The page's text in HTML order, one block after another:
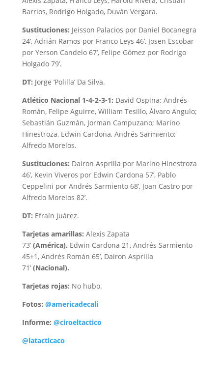
Barrios, Rodrigo Holgado, Duván Vergara.
Sustituciones: Jeisson Palacios por Daniel Bocanegra
24’, Adrián Ramos por Franco Leys 46’, Josen Escobar
por Yerson Candelo 67’, Felipe Gómez por Rodrigo
Holgado 79’.
DT: Jorge ‘Polilla’ Da Silva.
Atlético Nacional 1-4-2-3-1: David Ospina; Andrés
Román, Felipe Aguirre, William Tesillo, Álvaro Angulo;
Sebastián Guzmán, Jorman Campuzano; Marino
Hinestroza, Edwin Cardona, Andrés Sarmiento;
Alfredo Morelos.
Sustituciones: Dairon Asprilla por Marino Hinestroza
46’, Kevin Viveros por Edwin Cardona 57’, Pablo
Ceppelini por Andrés Sarmiento 68’, Joan Castro por
Alfredo Morelos 82’.
DT: Efraín Juárez.
Tarjetas amarillas: Alexis Zapata
73’ (América). Edwin Cardona 21, Andrés Sarmiento
45+1, Andrés Román 65’, Dairon Asprilla
71’ (Nacional).
Tarjetas rojas: No hubo.
Fotos: @americadecali
Informe: @ciroeltactico
@latacticaco